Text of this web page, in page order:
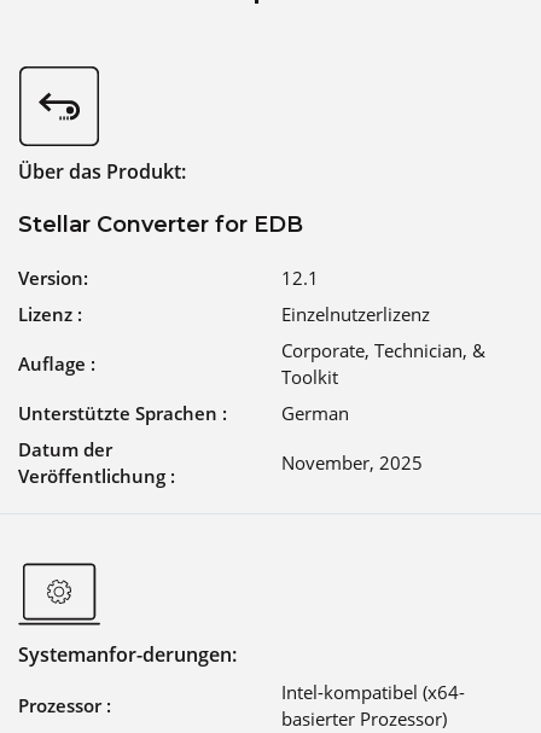
Über das Produkt:
Stellar Converter for EDB
Version:
12.1
Lizenz :
Einzelnutzerlizenz
Auflage :
Corporate, Technician, &
Toolkit
Unterstützte Sprachen :
German
Datum der
Veröffentlichung :
November, 2025
Systemanfor-derungen:
Prozessor :
Intel-kompatibel (x64-
basierter Prozessor)